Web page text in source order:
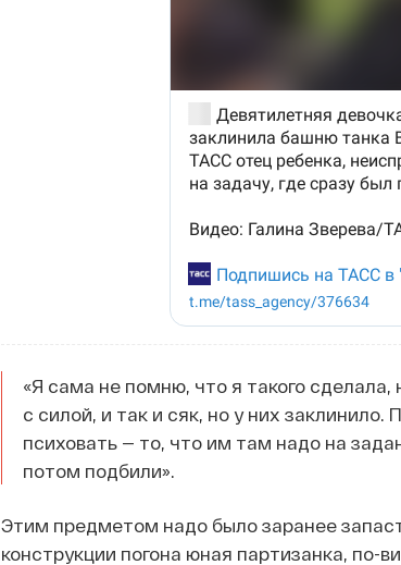
«Я сама не помню, что я такого
с силой, и так и сяк, но у них
психовать — то, что им там надо на
потом подбили».
Этим предметом надо было заранее
конструкции погона юная партизанка, по-